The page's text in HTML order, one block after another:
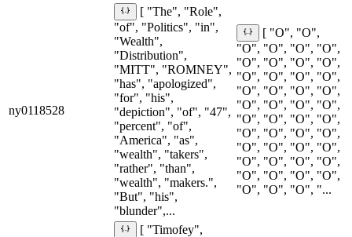
ny0118528
[ "The", "Role",
"of", "Politics", "in",
"Wealth",
"Distribution",
"MITT", "ROMNEY",
"has", "apologized",
"for", "his",
"depiction", "of", "47",
"percent", "of",
"America", "as",
"wealth", "takers",
"rather", "than",
"wealth", "makers.",
"But", "his",
"blunder",...
[ "O", "O",
"O", "O", "O", "O",
"O", "O", "O", "O",
"O", "O", "O", "O",
"O", "O", "O", "O",
"O", "O", "O", "O",
"O", "O", "O", "O",
"O", "O", "O", "O",
"O", "O", "O", "O",
"O", "O", "O", "O",
"O", "O", "O", "O",
"O", "O", "O", "...
[ "Timofey",